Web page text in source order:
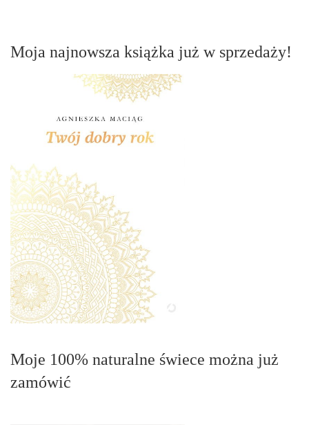
Moja najnowsza książka już w sprzedaży!
Moje 100% naturalne świece można już
zamówić